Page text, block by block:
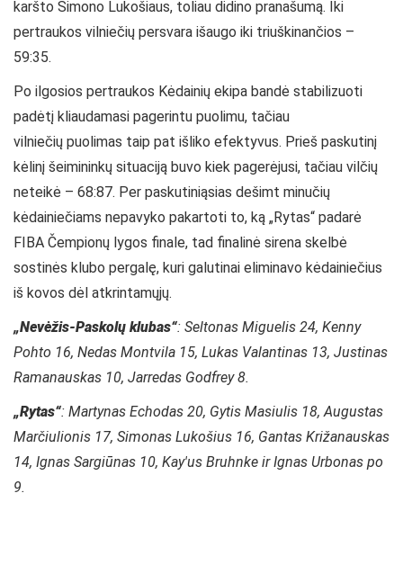
karšto Simono Lukošiaus, toliau didino pranašumą. Iki
pertraukos vilniečių persvara išaugo iki triuškinančios –
59:35.
Po ilgosios pertraukos Kėdainių ekipa bandė stabilizuoti
padėtį kliaudamasi pagerintu puolimu, tačiau
vilniečių puolimas taip pat išliko efektyvus. Prieš paskutinį
kėlinį šeimininkų situaciją buvo kiek pagerėjusi, tačiau vilčių
neteikė – 68:87. Per paskutiniąsias dešimt minučių
kėdainiečiams nepavyko pakartoti to, ką „Rytas“ padarė
FIBA Čempionų lygos finale, tad finalinė sirena skelbė
sostinės klubo pergalę, kuri galutinai eliminavo kėdainiečius
iš kovos dėl atkrintamųjų.
„Nevėžis-Paskolų klubas“: Seltonas Miguelis 24, Kenny
Pohto 16, Nedas Montvila 15, Lukas Valantinas 13, Justinas
Ramanauskas 10, Jarredas Godfrey 8.
„Rytas“: Martynas Echodas 20, Gytis Masiulis 18, Augustas
Marčiulionis 17, Simonas Lukošius 16, Gantas Križanauskas
14, Ignas Sargiūnas 10, Kay'us Bruhnke ir Ignas Urbonas po
9.